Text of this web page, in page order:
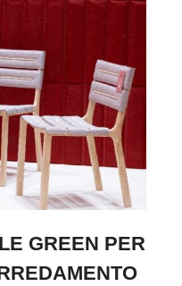
GREEN PER